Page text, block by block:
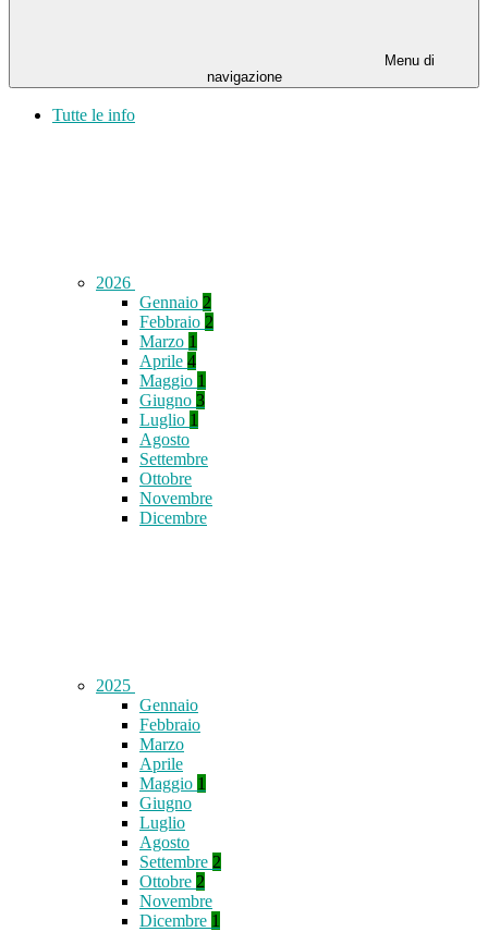
Menu di
navigazione
Tutte le info
2026
Gennaio 2
Febbraio 2
Marzo 1
Aprile 4
Maggio 1
Giugno 3
Luglio 1
Agosto
Settembre
Ottobre
Novembre
Dicembre
2025
Gennaio
Febbraio
Marzo
Aprile
Maggio 1
Giugno
Luglio
Agosto
Settembre 2
Ottobre 2
Novembre
Dicembre 1